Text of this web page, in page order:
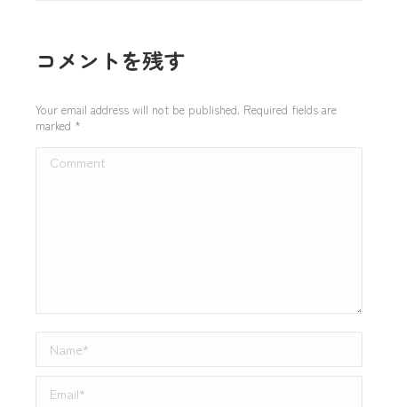
コメントを残す
Your email address will not be published. Required fields are
marked *
Comment
Name *
Email *